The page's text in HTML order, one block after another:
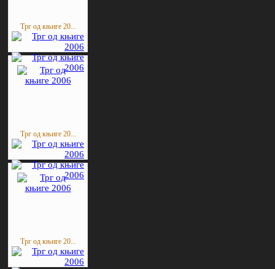
Трг од књиге 20...
Трг од књиге 20...
Трг од књиге 20...